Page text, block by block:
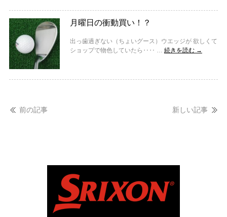
月曜日の衝動買い！？
出っ歯過ぎない（ちょいグース）ウエッジが 欲しくて
ショップで物色していたら‥‥ … 続きを読む →
前の記事 新しい記事